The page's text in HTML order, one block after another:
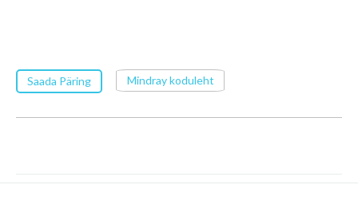
Saada Päring Mindray koduleht